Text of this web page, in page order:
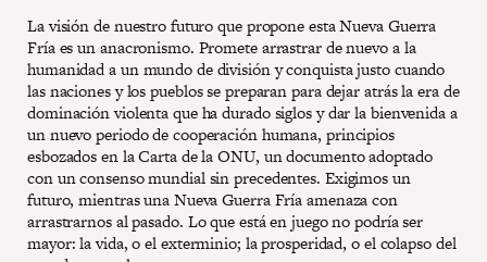
La visión de nuestro futuro que propone esta Nueva Guerra
Fría es un anacronismo. Promete arrastrar de nuevo a la
humanidad a un mundo de división y conquista justo cuando
las naciones y los pueblos se preparan para dejar atrás la era de
dominación violenta que ha durado siglos y dar la bienvenida a
un nuevo periodo de cooperación humana, principios
esbozados en la Carta de la ONU, un documento adoptado
con un consenso mundial sin precedentes. Exigimos un
futuro, mientras una Nueva Guerra Fría amenaza con
arrastrarnos al pasado. Lo que está en juego no podría ser
mayor: la vida, o el exterminio; la prosperidad, o el colapso del